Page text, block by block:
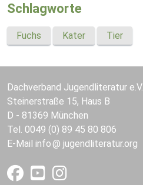
Schlagworte
Fuchs Kater Tier
Dachverband Jugendliteratur e.V.
Steinerstraße 15, Haus B
D - 81369 München
Tel. 0049 (0) 89 45 80 806
E-Mail info jugendliteratur.org